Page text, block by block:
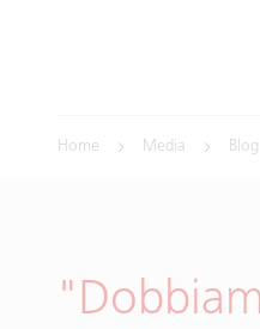
Home Media Blog